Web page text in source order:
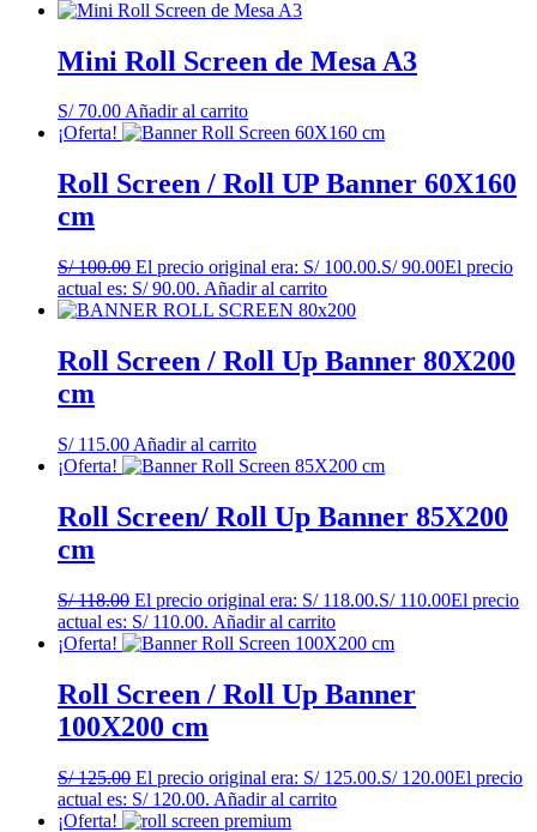
Mini Roll Screen de Mesa A3
S/70.00Añadir al carrito
¡Oferta!
Roll Screen / Roll UP Banner 60X160
cm
S/100.00 El precio original era: S/ 100.00.S/90.00El precio
actual es: S/ 90.00. Añadir al carrito
Roll Screen / Roll Up Banner 80X200
cm
S/115.00 Añadir al carrito
¡Oferta!
Roll Screen/ Roll Up Banner 85X200
cm
S/118.00 El precio original era: S/ 118.00.S/110.00El precio
actual es: S/ 110.00. Añadir al carrito
¡Oferta!
Roll Screen / Roll Up Banner
100X200 cm
S/125.00 El precio original era: S/ 125.00.S/120.00El precio
actual es: S/ 120.00. Añadir al carrito
¡Oferta!